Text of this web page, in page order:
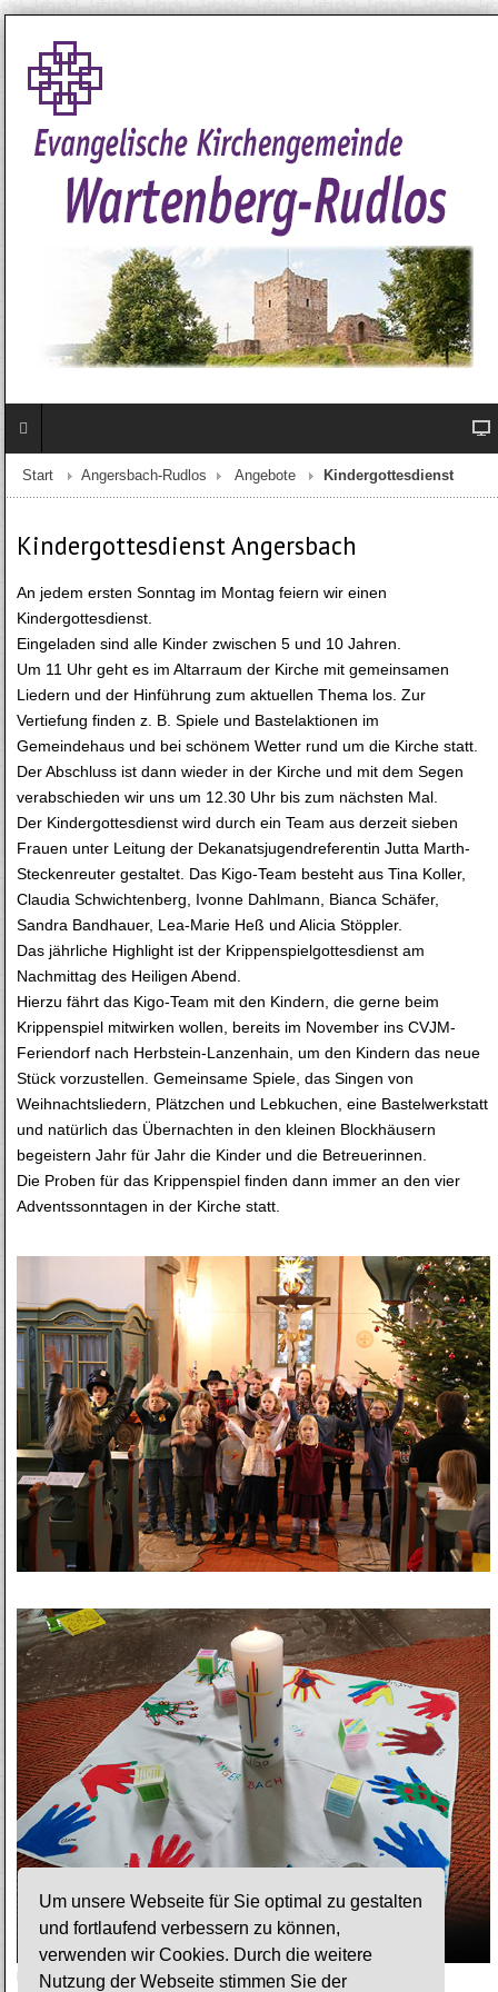
Um unsere Webseite für Sie optimal zu gestalten
und fortlaufend verbessern zu können,
verwenden wir Cookies. Durch die weitere
Nutzung der Webseite stimmen Sie der
Start Angersbach-Rudlos Angebote Kindergottesdienst
Kindergottesdienst Angersbach
An jedem ersten Sonntag im Montag feiern wir einen
Kindergottesdienst.
Eingeladen sind alle Kinder zwischen 5 und 10 Jahren.
Um 11 Uhr geht es im Altarraum der Kirche mit gemeinsamen
Liedern und der Hinführung zum aktuellen Thema los. Zur
Vertiefung finden z. B. Spiele und Bastelaktionen im
Gemeindehaus und bei schönem Wetter rund um die Kirche statt.
Der Abschluss ist dann wieder in der Kirche und mit dem Segen
verabschieden wir uns um 12.30 Uhr bis zum nächsten Mal.
Der Kindergottesdienst wird durch ein Team aus derzeit sieben
Frauen unter Leitung der Dekanatsjugendreferentin Jutta Marth-
Steckenreuter gestaltet. Das Kigo-Team besteht aus Tina Koller,
Claudia Schwichtenberg, Ivonne Dahlmann, Bianca Schäfer,
Sandra Bandhauer, Lea-Marie Heß und Alicia Stöppler.
Das jährliche Highlight ist der Krippenspielgottesdienst am
Nachmittag des Heiligen Abend.
Hierzu fährt das Kigo-Team mit den Kindern, die gerne beim
Krippenspiel mitwirken wollen, bereits im November ins CVJM-
Feriendorf nach Herbstein-Lanzenhain, um den Kindern das neue
Stück vorzustellen. Gemeinsame Spiele, das Singen von
Weihnachtsliedern, Plätzchen und Lebkuchen, eine Bastelwerkstatt
und natürlich das Übernachten in den kleinen Blockhäusern
begeistern Jahr für Jahr die Kinder und die Betreuerinnen.
Die Proben für das Krippenspiel finden dann immer an den vier
Adventssonntagen in der Kirche statt.
Bilder: KV Angersbach